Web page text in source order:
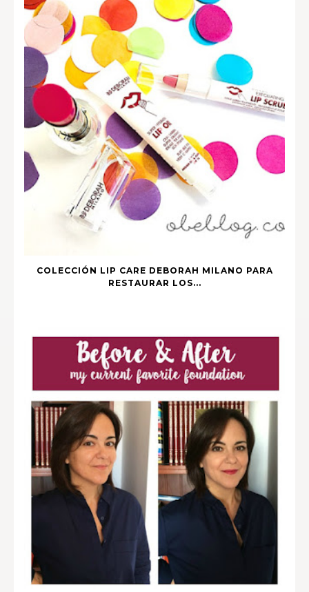
COLECCIÓN LIP CARE DEBORAH MILANO PARA
RESTAURAR LOS...